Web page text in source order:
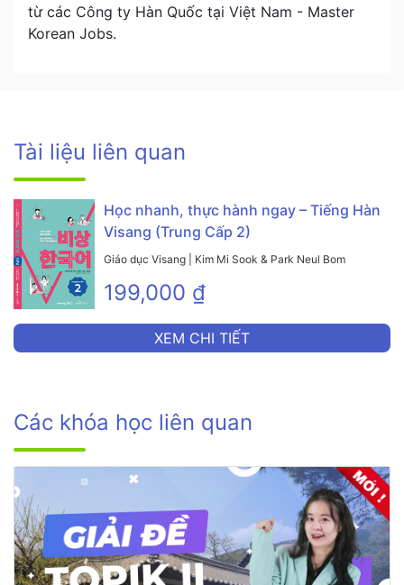
từ các Công ty Hàn Quốc tại Việt Nam - Master
Korean Jobs.
Tài liệu liên quan
Học nhanh, thực hành ngay – Tiếng Hàn
Visang (Trung Cấp 2)
Giáo dục Visang | Kim Mi Sook & Park Neul Bom
199,000 ₫
XEM CHI TIẾT
Các khóa học liên quan